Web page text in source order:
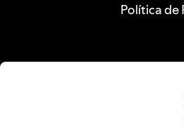
Política de